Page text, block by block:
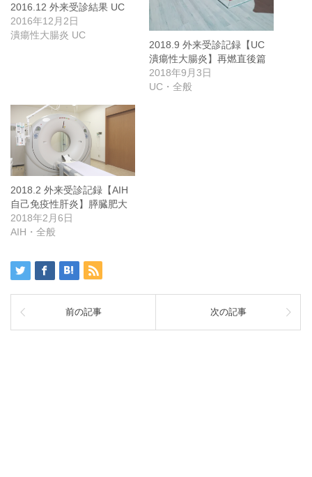
2016.12 外来受診結果 UC
2016年12月2日
潰瘍性大腸炎 UC
2018.9 外来受診記録【UC
潰瘍性大腸炎】再燃直後篇
2018年9月3日
UC・全般
2018.2 外来受診記録【AIH
自己免疫性肝炎】膵臓肥大
2018年2月6日
AIH・全般
前の記事 次の記事